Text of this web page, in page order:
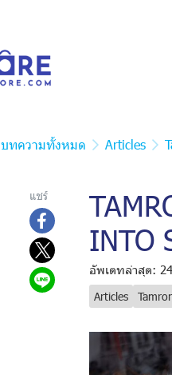
บทความทั้งหมด Articles
แชร์
INTO
อัพเดทล่าสุด:
Articles